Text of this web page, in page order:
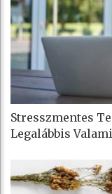
Stresszmentes
Legalábbis